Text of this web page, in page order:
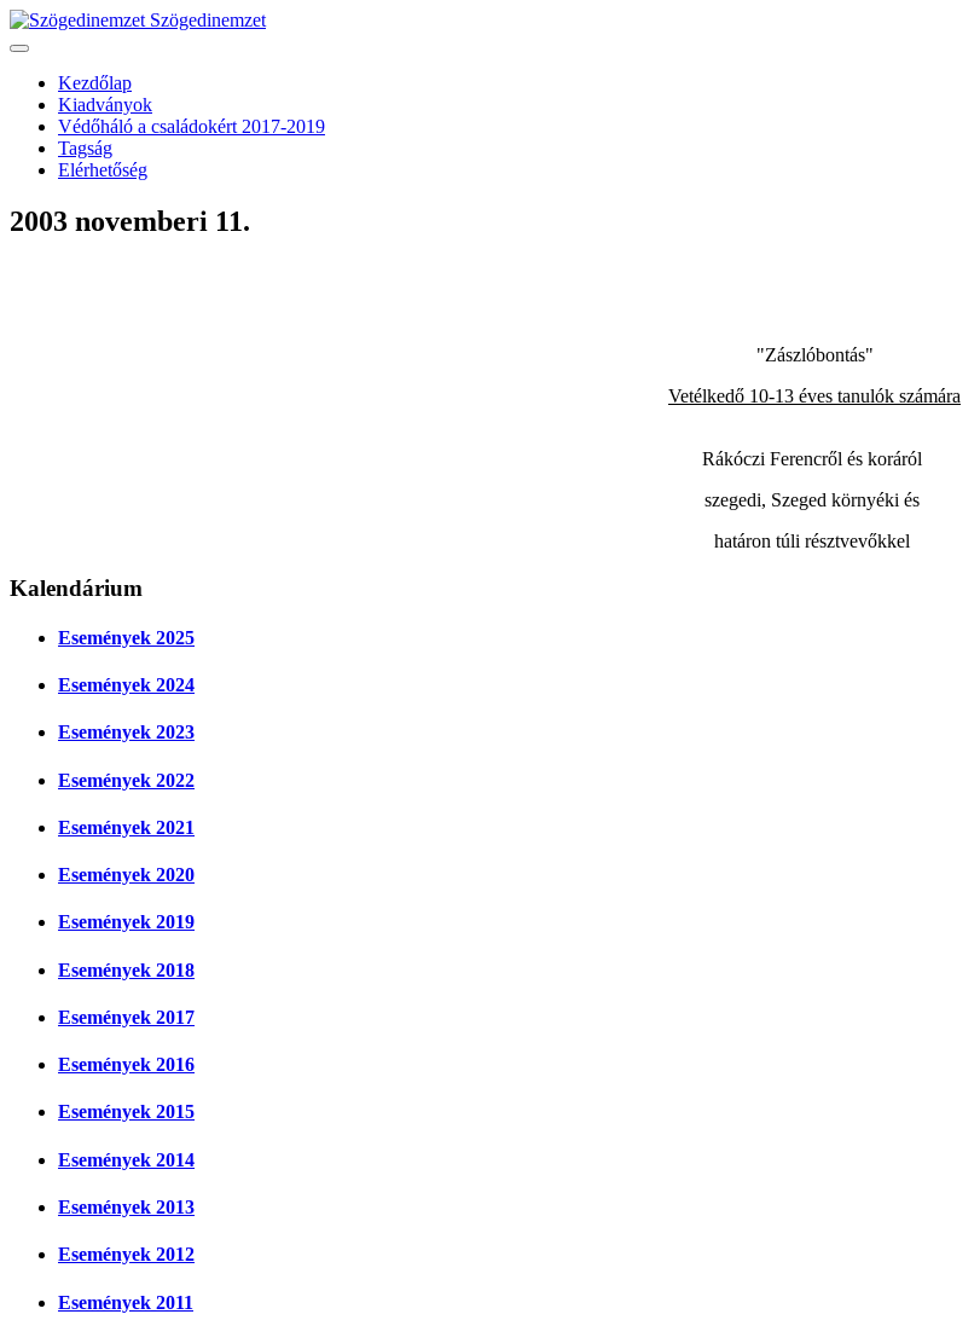
Szögedinemzet
Kezdőlap
Kiadványok
Védőháló a családokért 2017-2019
Tagság
Elérhetőség
2003 novemberi 11.
"Zászlóbontás"
Vetélkedő 10-13 éves tanulók számára
Rákóczi Ferencről és koráról
szegedi, Szeged környéki és
határon túli résztvevőkkel
Kalendárium
Események 2025
Események 2024
Események 2023
Események 2022
Események 2021
Események 2020
Események 2019
Események 2018
Események 2017
Események 2016
Események 2015
Események 2014
Események 2013
Események 2012
Események 2011